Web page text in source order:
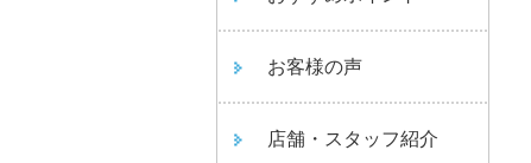
お客様の声
店舗・スタッフ紹介